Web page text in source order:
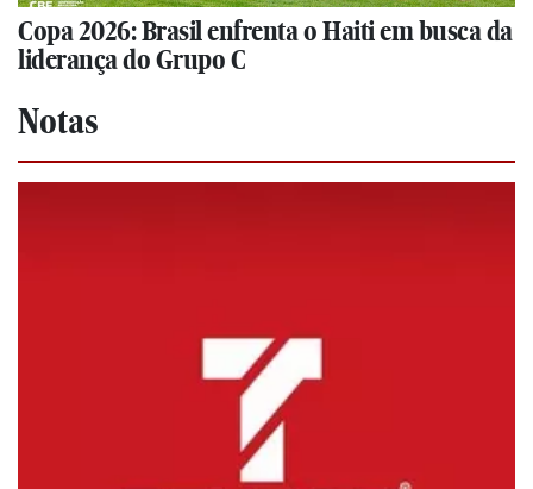
Copa 2026: Brasil enfrenta o Haiti em busca da
liderança do Grupo C
Notas